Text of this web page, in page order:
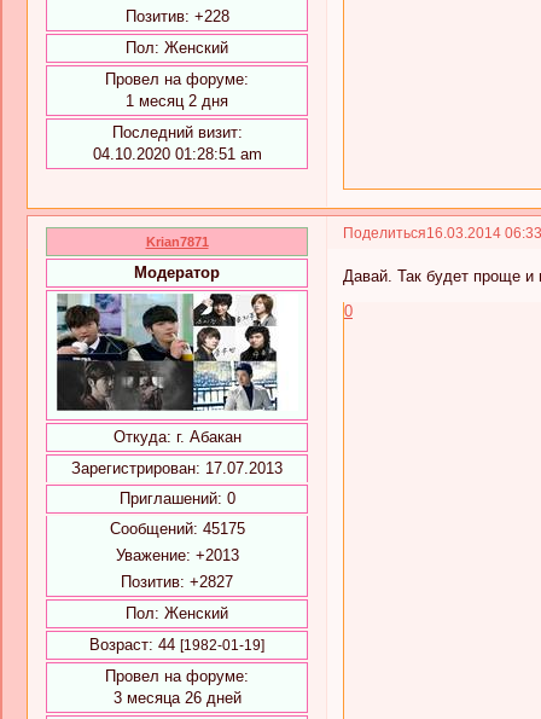
Позитив: +228
Пол: Женский
Провел на форуме:
1 месяц 2 дня
Последний визит:
04.10.2020 01:28:51 am
Поделиться16.03.2014
Krian7871
Модератор
Откуда: г. Абакан
Зарегистрирован: 17.07.2013
Приглашений: 0
Сообщений: 45175
Уважение: +2013
Позитив: +2827
Пол: Женский
Возраст: 44 [1982-01-19]
Провел на форуме:
3 месяца 26 дней
Давай. Так будет проще и
0